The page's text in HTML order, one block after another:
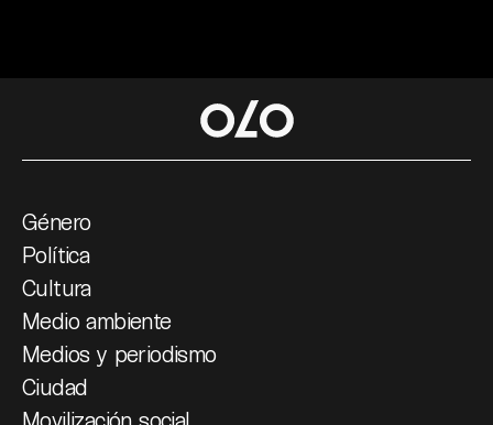
Género
Política
Cultura
Medio ambiente
Medios y periodismo
Ciudad
Movilización social